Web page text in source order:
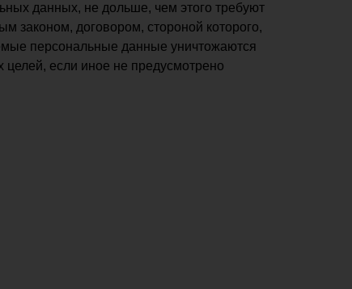
данных, не дольше, чем этого требуют
законом, договором, стороной которого,
персональные данные уничтожаются
целей, если иное не предусмотрено